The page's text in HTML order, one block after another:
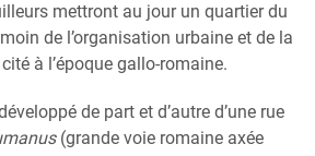
mettront au jour un quartier du
de l’organisation urbaine et de la
à l’époque gallo-romaine.
de part et d’autre d’une rue
(grande voie romaine axée